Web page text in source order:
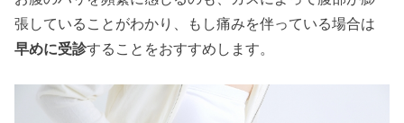
張していることがわかり、もし痛みを伴っている場合は
早めに受診することをおすすめします。